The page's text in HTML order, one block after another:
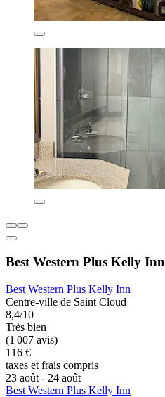
Best Western Plus Kelly Inn
Best Western Plus Kelly Inn
Centre-ville de Saint Cloud
8,4/10
Très bien
(1 007 avis)
116 €
taxes et frais compris
23 août - 24 août
Best Western Plus Kelly Inn